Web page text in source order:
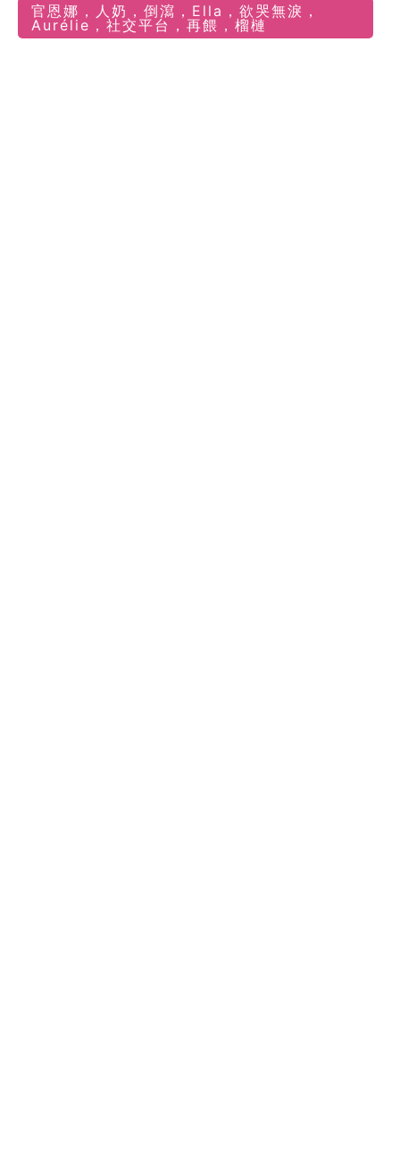
官恩娜，人奶，倒瀉，Ella，欲哭無淚，
Aurélie，社交平台，再餵，榴槤